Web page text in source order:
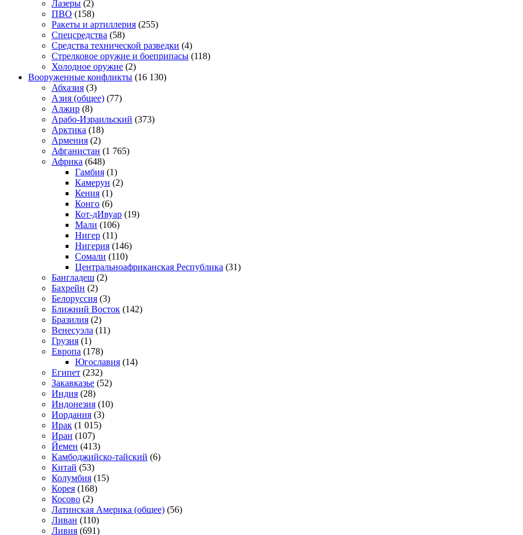
Лазеры (2)
ПВО (158)
Ракеты и артиллерия (255)
Спецсредства (58)
Средства технической разведки (4)
Стрелковое оружие и боеприпасы (118)
Холодное оружие (2)
Вооруженные конфликты (16 130)
Абхазия (3)
Азия (общее) (77)
Алжир (8)
Арабо-Израильский (373)
Арктика (18)
Армения (2)
Афганистан (1 765)
Африка (648)
Гамбия (1)
Камерун (2)
Кения (1)
Конго (6)
Кот-дИвуар (19)
Мали (106)
Нигер (11)
Нигерия (146)
Сомали (110)
Центральноафриканская Республика (31)
Бангладеш (2)
Бахрейн (2)
Белоруссия (3)
Ближний Восток (142)
Бразилия (2)
Венесуэла (11)
Грузия (1)
Европа (178)
Югославия (14)
Египет (232)
Закавказье (52)
Индия (28)
Индонезия (10)
Иордания (3)
Ирак (1 015)
Иран (107)
Йемен (413)
Камбоджийско-тайский (6)
Китай (53)
Колумбия (15)
Корея (168)
Косово (2)
Латинская Америка (общее) (56)
Ливан (110)
Ливия (691)